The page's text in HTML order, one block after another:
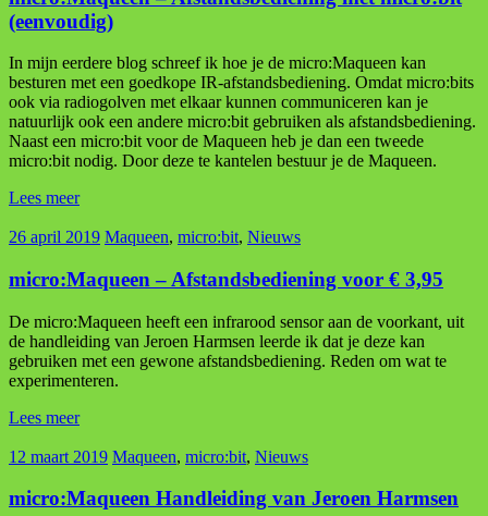
(eenvoudig)
In mijn eerdere blog schreef ik hoe je de micro:Maqueen kan
besturen met een goedkope IR-afstandsbediening. Omdat micro:bits
ook via radiogolven met elkaar kunnen communiceren kan je
natuurlijk ook een andere micro:bit gebruiken als afstandsbediening.
Naast een micro:bit voor de Maqueen heb je dan een tweede
micro:bit nodig. Door deze te kantelen bestuur je de Maqueen.
Lees meer
26 april 2019 Maqueen, micro:bit, Nieuws
micro:Maqueen – Afstandsbediening voor € 3,95
De micro:Maqueen heeft een infrarood sensor aan de voorkant, uit
de handleiding van Jeroen Harmsen leerde ik dat je deze kan
gebruiken met een gewone afstandsbediening. Reden om wat te
experimenteren.
Lees meer
12 maart 2019 Maqueen, micro:bit, Nieuws
micro:Maqueen Handleiding van Jeroen Harmsen